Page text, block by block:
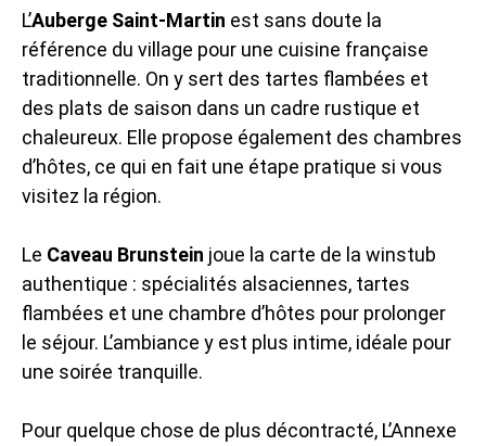
L’Auberge Saint-Martin est sans doute la
référence du village pour une cuisine française
traditionnelle. On y sert des tartes flambées et
des plats de saison dans un cadre rustique et
chaleureux. Elle propose également des chambres
d’hôtes, ce qui en fait une étape pratique si vous
visitez la région.
Le Caveau Brunstein joue la carte de la winstub
authentique : spécialités alsaciennes, tartes
flambées et une chambre d’hôtes pour prolonger
le séjour. L’ambiance y est plus intime, idéale pour
une soirée tranquille.
Pour quelque chose de plus décontracté, L’Annexe